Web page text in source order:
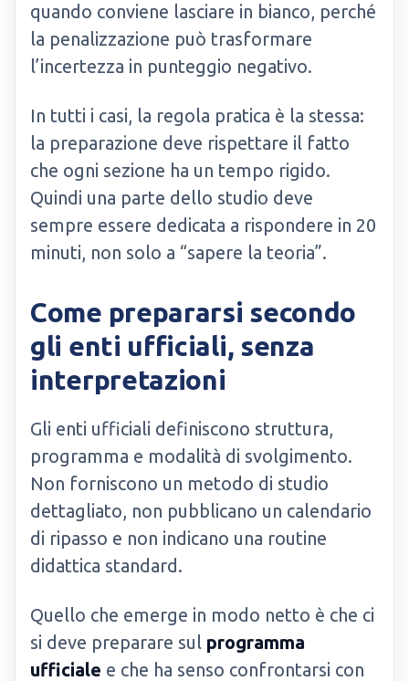
quando conviene lasciare in bianco, perché
la penalizzazione può trasformare
l’incertezza in punteggio negativo.
In tutti i casi, la regola pratica è la stessa:
la preparazione deve rispettare il fatto
che ogni sezione ha un tempo rigido.
Quindi una parte dello studio deve
sempre essere dedicata a rispondere in 20
minuti, non solo a “sapere la teoria”.
Come prepararsi secondo
gli enti ufficiali, senza
interpretazioni
Gli enti ufficiali definiscono struttura,
programma e modalità di svolgimento.
Non forniscono un metodo di studio
dettagliato, non pubblicano un calendario
di ripasso e non indicano una routine
didattica standard.
Quello che emerge in modo netto è che ci
si deve preparare sul programma
ufficiale e che ha senso confrontarsi con